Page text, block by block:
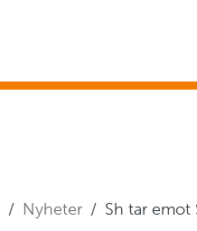
Nyheter Sh tar emot